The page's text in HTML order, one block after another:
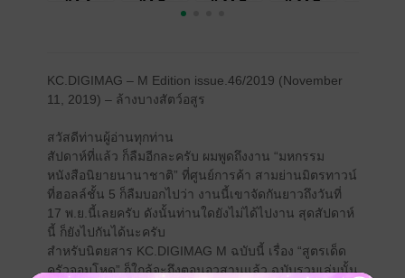
KC.DIGIMAG – M Edition issue.46/2019 (November
11, 2019) – ล้างบางสัตว์อสูร
สวัสดีท่านผู้อ่านทุกท่าน
สัปดาห์ที่แล้ว ก็ลืมอีกละครับ ผมพูดถึงงาน “มหกรรม
หนังสือนิยายนานาชาติ” ที่ศูนย์การค้า สามย่านมิตรทาวน์
ที่ฮอลล์ชั้น 5 ก็ลืมบอกไปว่า งานนี้เขาจัดกันยาวถึงวันที่
17 พ.ย.นี้เลยครับ ดังนั้นท่านใดยังไม่ได้ไปงาน สุดสัปดาห์
นี้ ก็ยังไปกันได้นะครับ
สำหรับนิตยสาร KC.DIGIMAG M ฉบับนี้ เรื่อง “สูตรเด็ด
ครัวจอมโหด” ก็ใกล้จะถึงตอนอวสานแล้ว ฉบับรวมเล่มนั้น